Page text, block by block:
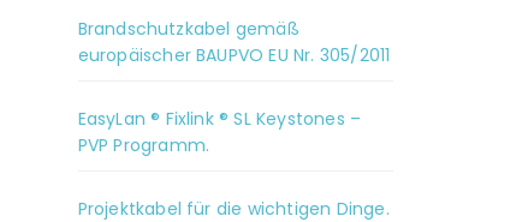
Brandschutzkabel gemäß
europäischer BAUPVO EU Nr. 305/2011
EasyLan ® Fixlink ® SL Keystones –
PVP Programm.
Projektkabel für die wichtigen Dinge.